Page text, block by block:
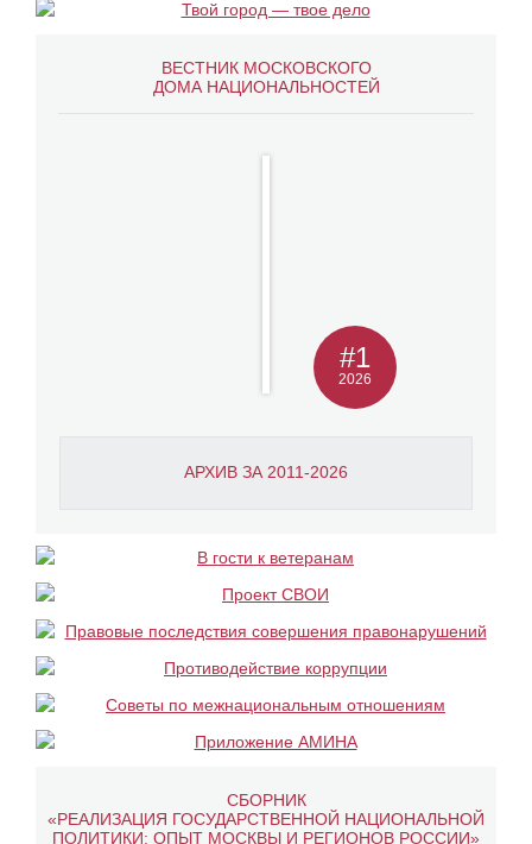
ВЕСТНИК МОСКОВСКОГО
ДОМА НАЦИОНАЛЬНОСТЕЙ
АРХИВ ЗА 2011-2026
#1
2026
СБОРНИК
«РЕАЛИЗАЦИЯ ГОСУДАРСТВЕННОЙ НАЦИОНАЛЬНОЙ
ПОЛИТИКИ: ОПЫТ МОСКВЫ И РЕГИОНОВ РОССИИ»